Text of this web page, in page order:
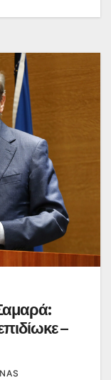
–